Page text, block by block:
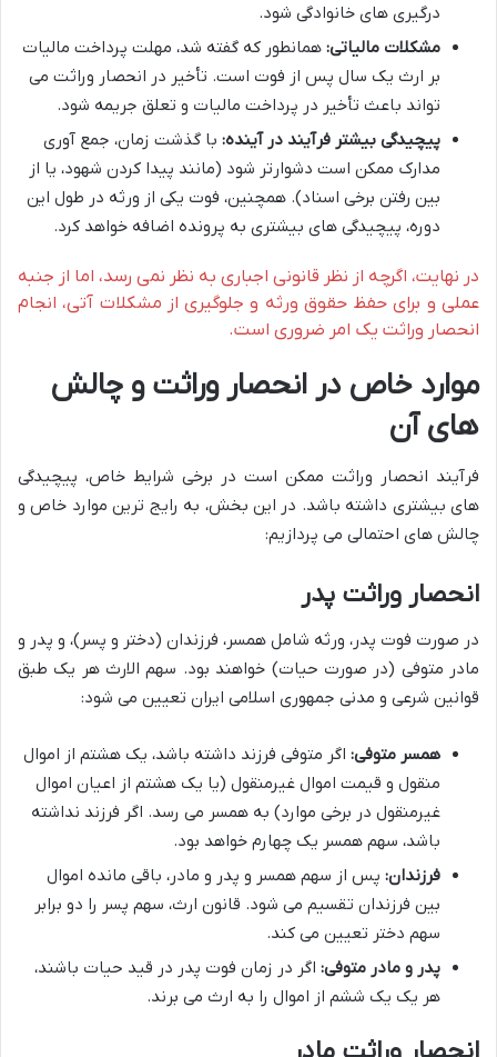
درگیری های خانوادگی شود.
مشکلات مالیاتی: همانطور که گفته شد، مهلت پرداخت مالیات
بر ارث یک سال پس از فوت است. تأخیر در انحصار وراثت می
تواند باعث تأخیر در پرداخت مالیات و تعلق جریمه شود.
پیچیدگی بیشتر فرآیند در آینده: با گذشت زمان، جمع آوری
مدارک ممکن است دشوارتر شود (مانند پیدا کردن شهود، یا از
بین رفتن برخی اسناد). همچنین، فوت یکی از ورثه در طول این
دوره، پیچیدگی های بیشتری به پرونده اضافه خواهد کرد.
در نهایت، اگرچه از نظر قانونی اجباری به نظر نمی رسد، اما از جنبه
عملی و برای حفظ حقوق ورثه و جلوگیری از مشکلات آتی، انجام
انحصار وراثت یک امر ضروری است.
موارد خاص در انحصار وراثت و چالش
های آن
فرآیند انحصار وراثت ممکن است در برخی شرایط خاص، پیچیدگی
های بیشتری داشته باشد. در این بخش، به رایج ترین موارد خاص و
چالش های احتمالی می پردازیم:
انحصار وراثت پدر
در صورت فوت پدر، ورثه شامل همسر، فرزندان (دختر و پسر)، و پدر و
مادر متوفی (در صورت حیات) خواهند بود. سهم الارث هر یک طبق
قوانین شرعی و مدنی جمهوری اسلامی ایران تعیین می شود:
همسر متوفی: اگر متوفی فرزند داشته باشد، یک هشتم از اموال
منقول و قیمت اموال غیرمنقول (یا یک هشتم از اعیان اموال
غیرمنقول در برخی موارد) به همسر می رسد. اگر فرزند نداشته
باشد، سهم همسر یک چهارم خواهد بود.
فرزندان: پس از سهم همسر و پدر و مادر، باقی مانده اموال
بین فرزندان تقسیم می شود. قانون ارث، سهم پسر را دو برابر
سهم دختر تعیین می کند.
پدر و مادر متوفی: اگر در زمان فوت پدر در قید حیات باشند،
هر یک یک ششم از اموال را به ارث می برند.